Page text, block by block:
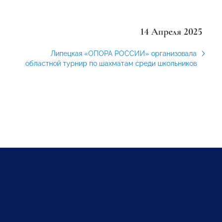
14 Апреля 2025
Липецкая «ОПОРА РОССИИ» организовала
областной турнир по шахматам среди школьников